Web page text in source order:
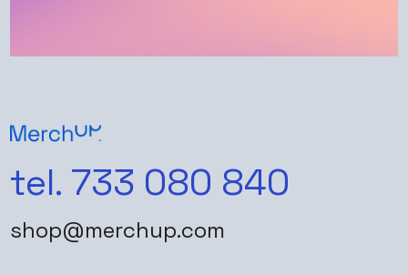
tel. 733 080 840
shop@merchup.com